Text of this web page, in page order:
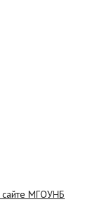
сайте МГОУНБ